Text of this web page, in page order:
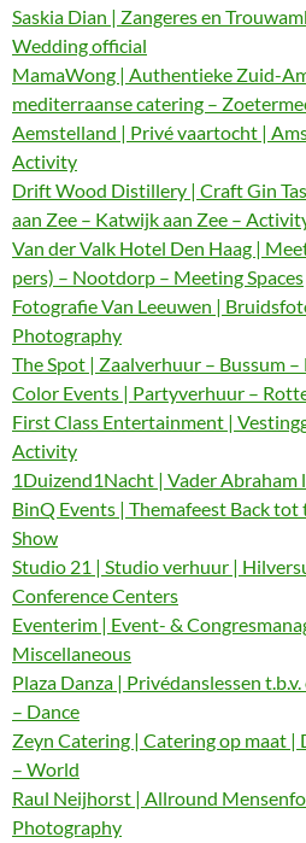
Saskia Dian | Zangeres en
Wedding official
MamaWong | Authentieke Zuid-
mediterraanse catering –
Aemstelland | Privé vaartocht |
Activity
Drift Wood Distillery | Craft Gin
aan Zee – Katwijk aan Zee –
Van der Valk Hotel Den Haag |
pers) – Nootdorp – Meeting Spaces
Fotografie Van Leeuwen |
Photography
The Spot | Zaalverhuur – Bussum –
Color Events | Partyverhuur –
First Class Entertainment |
Activity
1Duizend1Nacht | Vader Abraham
BinQ Events | Themafeest Back tot
Show
Studio 21 | Studio verhuur |
Conference Centers
Eventerim | Event- &
Miscellaneous
Plaza Danza | Privédanslessen
– Dance
Zeyn Catering | Catering op maat |
– World
Raul Neijhorst | Allround
Photography